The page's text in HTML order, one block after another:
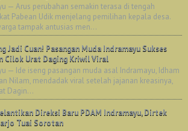
— Arus perubahan semakin terasa di tengah
Pabean Udik menjelang pemilihan kepala desa.
tampak antusias men...
Jadi Cuan! Pasangan Muda Indramayu Sukses
Cilok Urat Daging Kriwil Viral
— Ide iseng pasangan muda asal Indramayu, Idham
Nilam, mendadak viral setelah jajanan kreasinya,
Dagin...
Direksi Baru PDAM Indramayu, Dirtek
Tuai Sorotan